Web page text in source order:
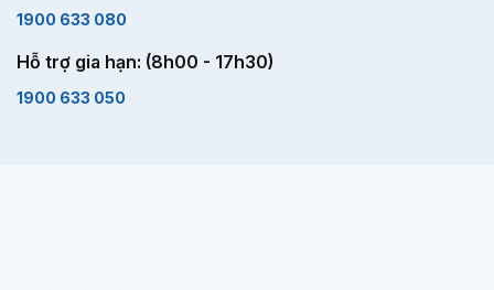
1900 633 080
Hỗ trợ gia hạn: (8h00 - 17h30)
1900 633 050